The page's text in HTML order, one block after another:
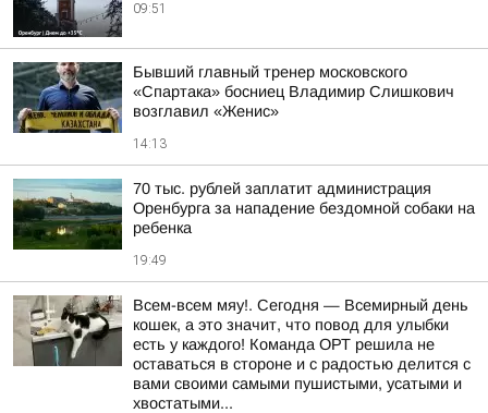
09:51
Бывший главный тренер московского
«Спартака» босниец Владимир Слишкович
возглавил «Женис»
14:13
70 тыс. рублей заплатит администрация
Оренбурга за нападение бездомной собаки на
ребенка
19:49
Всем-всем мяу!. Сегодня — Всемирный день
кошек, а это значит, что повод для улыбки
есть у каждого! Команда ОРТ решила не
оставаться в стороне и с радостью делится с
вами своими самыми пушистыми, усатыми и
хвостатыми...